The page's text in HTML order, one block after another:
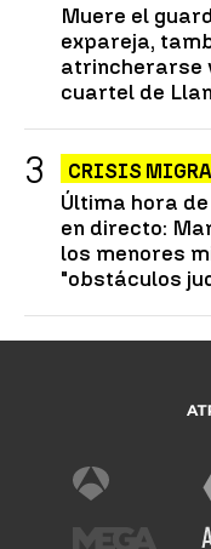
Muere el
expareja,
atrincherarse
cuartel de
CRISIS
Última hora
en directo:
los menores
"obstáculos